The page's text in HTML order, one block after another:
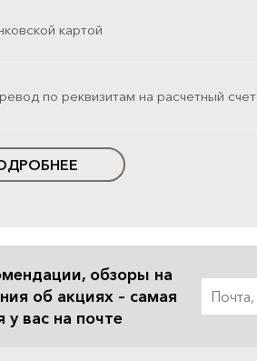
картой
по реквизитам на расчетный счет
обзоры на
об акциях – самая
вас на почте